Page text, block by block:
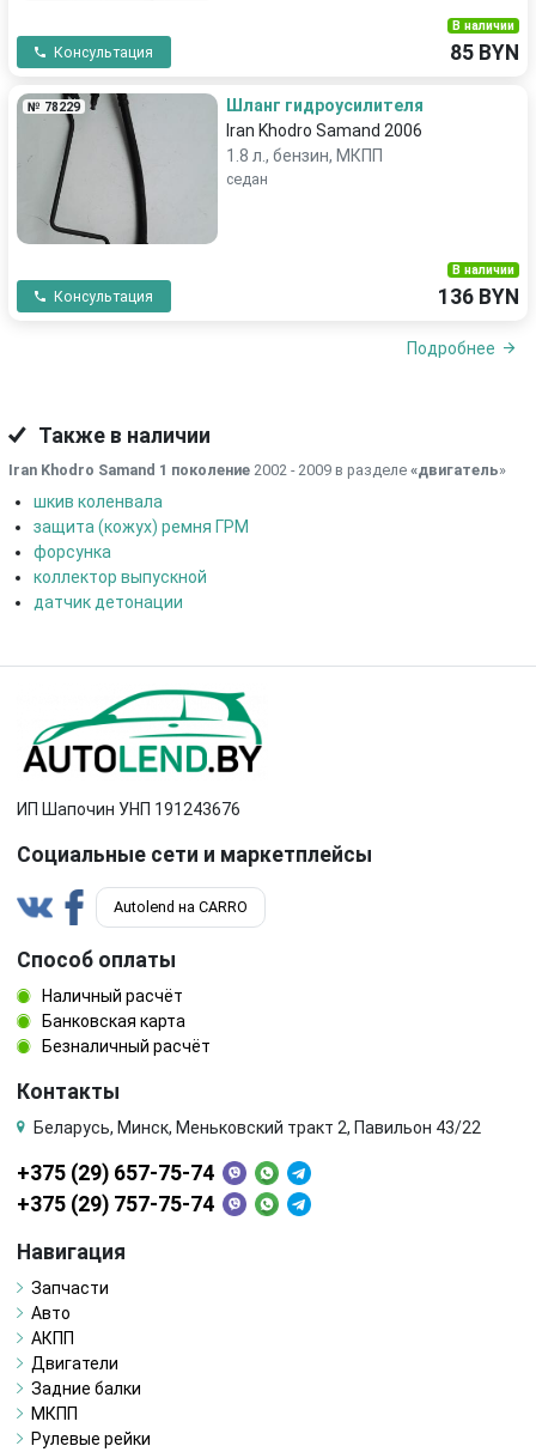
Консультация
В наличии
85 BYN
№ 78229
Шланг гидроусилителя
Iran Khodro Samand 2006
1.8 л., бензин, МКПП
седан
Консультация
В наличии
136 BYN
Подробнее
Также в наличии
Iran Khodro Samand 1 поколение 2002 - 2009 в разделе «двигатель»
шкив коленвала
защита (кожух) ремня ГРМ
форсунка
коллектор выпускной
датчик детонации
ИП Шапочин УНП 191243676
Социальные сети и маркетплейсы
Autolend на CARRO
Способ оплаты
Наличный расчёт
Банковская карта
Безналичный расчёт
Контакты
Беларусь, Минск, Меньковский тракт 2, Павильон 43/22
+375 (29) 657-75-74
+375 (29) 757-75-74
Навигация
Запчасти
Авто
АКПП
Двигатели
Задние балки
МКПП
Рулевые рейки